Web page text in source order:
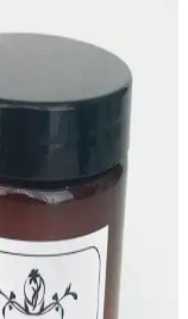
Çözümü
plastik şişesi,
için ideal, estetik
Kabı Seti
Seti, çeşitli
hijyen sağlar, uzun